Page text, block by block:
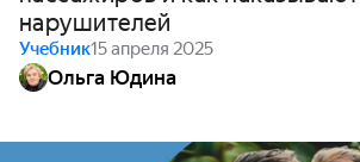
нарушителей
Учебник15 апреля 2025
Ольга Юдина